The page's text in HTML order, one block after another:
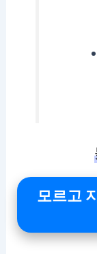
모르고